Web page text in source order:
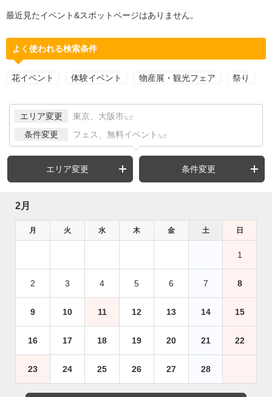
最近見たイベント&スポットページはありません。
よく使われる検索条件
花イベント 体験イベント 物産展・観光フェア 祭り
エリア変更 東京、大阪市 など
条件変更 フェス、無料イベント など
エリア変更 条件変更
2月
月 火 水 木 金 土 日
1
2 3 4 5 6 7 8
9 10 11 12 13 14 15
16 17 18 19 20 21 22
23 24 25 26 27 28